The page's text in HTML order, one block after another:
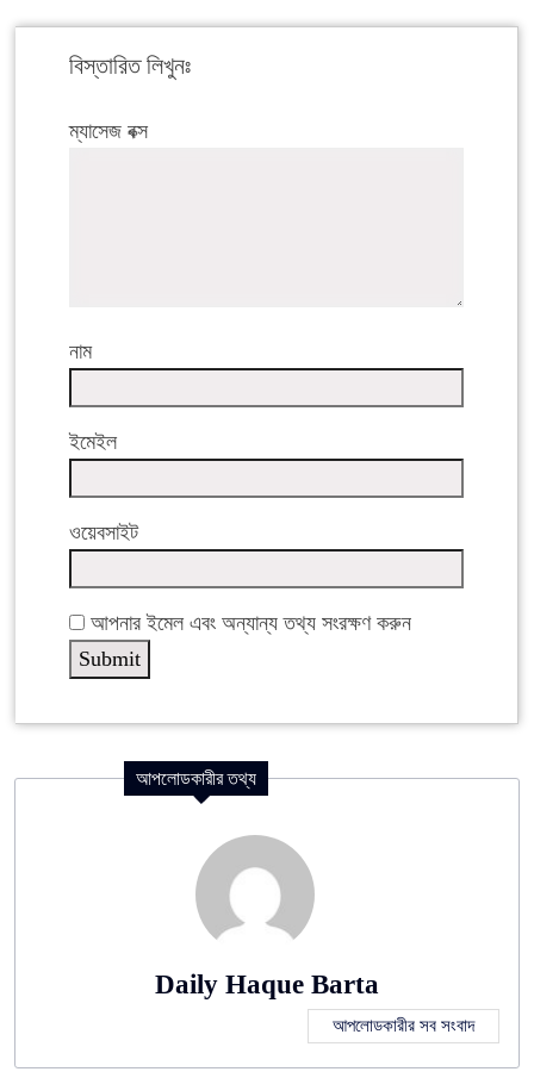
বিস্তারিত লিখুনঃ
ম্যাসেজ বক্স
নাম
ইমেইল
ওয়েবসাইট
আপনার ইমেল এবং অন্যান্য তথ্য সংরক্ষণ করুন
আপলোডকারীর তথ্য
Daily Haque Barta
আপলোডকারীর সব সংবাদ